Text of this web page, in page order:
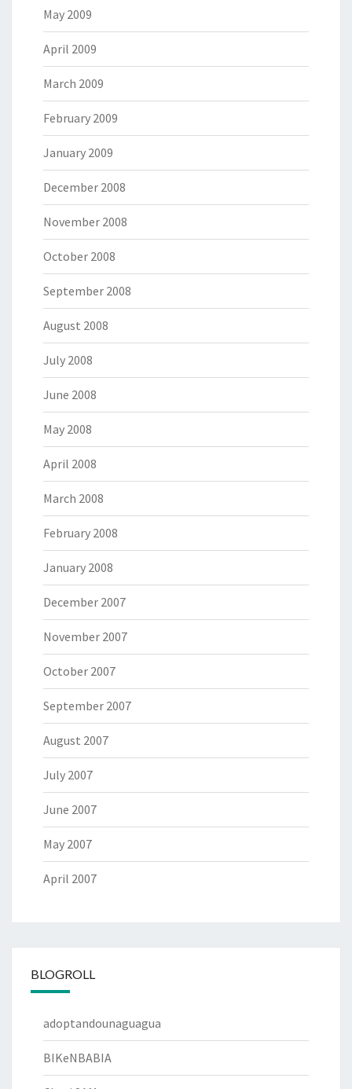
May 2009
April 2009
March 2009
February 2009
January 2009
December 2008
November 2008
October 2008
September 2008
August 2008
July 2008
June 2008
May 2008
April 2008
March 2008
February 2008
January 2008
December 2007
November 2007
October 2007
September 2007
August 2007
July 2007
June 2007
May 2007
April 2007
BLOGROLL
adoptandounaguagua
BIKeNBABIA